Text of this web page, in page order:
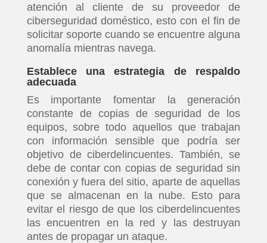
atención al cliente de su proveedor de
ciberseguridad doméstico, esto con el fin de
solicitar soporte cuando se encuentre alguna
anomalía mientras navega.
Establece una estrategia de respaldo
adecuada
Es importante fomentar la generación
constante de copias de seguridad de los
equipos, sobre todo aquellos que trabajan
con información sensible que podría ser
objetivo de ciberdelincuentes. También, se
debe de contar con copias de seguridad sin
conexión y fuera del sitio, aparte de aquellas
que se almacenan en la nube. Esto para
evitar el riesgo de que los ciberdelincuentes
las encuentren en la red y las destruyan
antes de propagar un ataque.